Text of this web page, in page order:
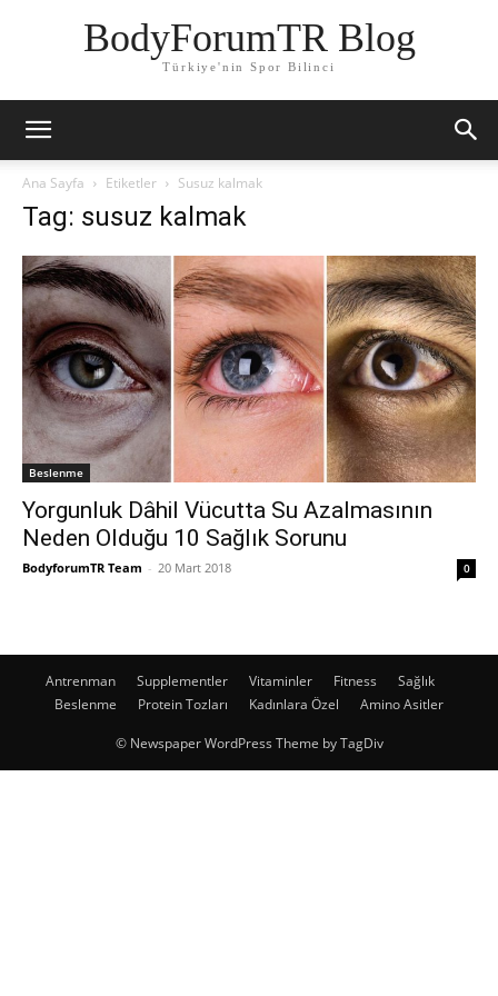
BodyForumTR Blog
Türkiye'nin Spor Bilinci
Ana Sayfa Etiketler Susuz kalmak
Tag: susuz kalmak
Beslenme
Yorgunluk Dâhil Vücutta Su Azalmasının
Neden Olduğu 10 Sağlık Sorunu
BodyforumTR Team - 20 Mart 2018 0
Antrenman Supplementler Vitaminler Fitness
Sağlık
Beslenme
Protein Tozları Kadınlara Özel Amino Asitler
© Newspaper WordPress Theme by TagDiv